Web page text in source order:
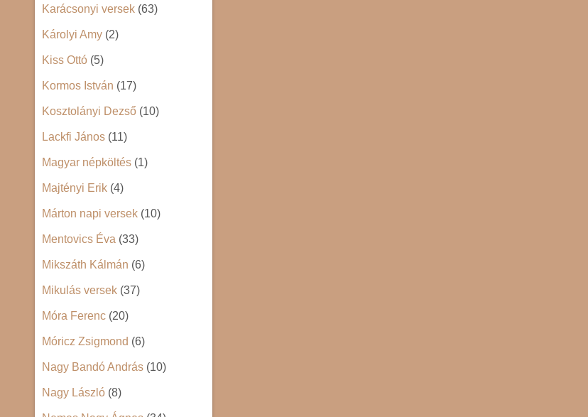
Karácsonyi versek (63)
Károlyi Amy (2)
Kiss Ottó (5)
Kormos István (17)
Kosztolányi Dezső (10)
Lackfi János (11)
Magyar népköltés (1)
Majtényi Erik (4)
Márton napi versek (10)
Mentovics Éva (33)
Mikszáth Kálmán (6)
Mikulás versek (37)
Móra Ferenc (20)
Móricz Zsigmond (6)
Nagy Bandó András (10)
Nagy László (8)